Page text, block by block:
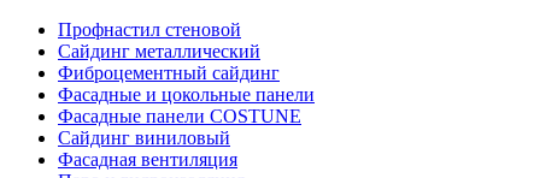
Профнастил стеновой
Сайдинг металлический
Фиброцементный сайдинг
Фасадные и цокольные панели
Фасадные панели COSTUNE
Сайдинг виниловый
Фасадная вентиляция